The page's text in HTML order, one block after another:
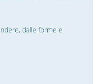
dalle forme e